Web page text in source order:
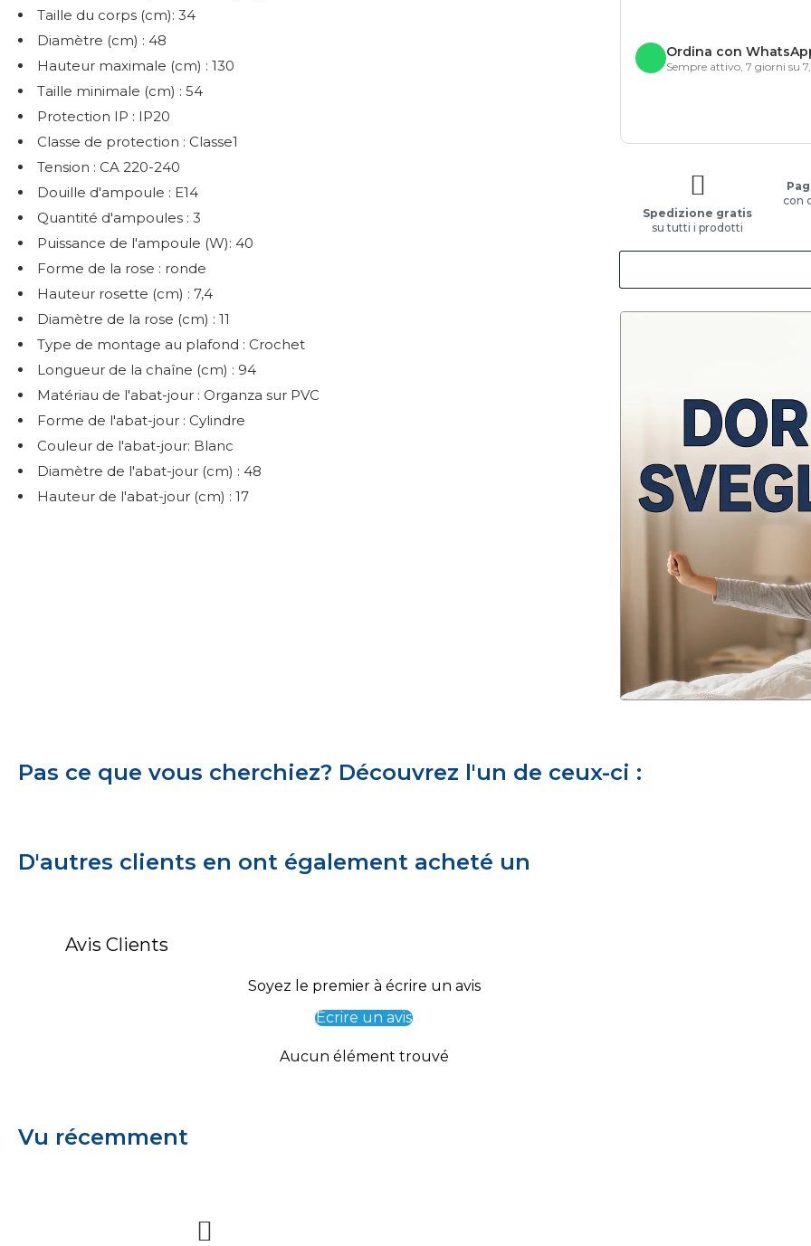
Taille du corps (cm): 34
Diamètre (cm) : 48
Hauteur maximale (cm) : 130
Taille minimale (cm) : 54
Protection IP : IP20
Classe de protection : Classe1
Tension : CA 220-240
Douille d'ampoule : E14
Quantité d'ampoules : 3
Puissance de l'ampoule (W): 40
Forme de la rose : ronde
Hauteur rosette (cm) : 7,4
Diamètre de la rose (cm) : 11
Type de montage au plafond : Crochet
Longueur de la chaîne (cm) : 94
Matériau de l'abat-jour : Organza sur PVC
Forme de l'abat-jour : Cylindre
Couleur de l'abat-jour: Blanc
Diamètre de l'abat-jour (cm) : 48
Hauteur de l'abat-jour (cm) : 17
Ordina con
Sempre attivo, 7 giorni su
Spedizione gratis
su tutti i prodotti
con
Pas ce que vous cherchiez? Découvrez l'un de ceux-ci :
D'autres clients en ont également acheté un
Avis Clients
Soyez le premier à écrire un avis
Écrire un avis
Aucun élément trouvé
Vu récemment